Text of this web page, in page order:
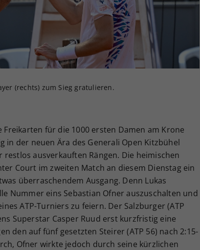
(rechts) zum Sieg gratulieren.
für die 1000 ersten Damen am Krone
in der neuen Ära des Generali Open Kitzbühel
ausverkauften Rängen. Die heimischen
Court im zweiten Match an diesem Dienstag ein
überraschendem Ausgang. Denn Lukas
Nummer eins Sebastian Ofner auszuschalten und
ATP-Turniers zu feiern. Der Salzburger (ATP
Superstar Casper Ruud erst kurzfristig eine
den auf fünf gesetzten Steirer (ATP 56) nach 2:15-
Ofner wirkte jedoch durch seine kürzlichen
Ihrer vorgenommen Einstellungen, falls der
Webseiten-Betreiber dies eingestellt hat.